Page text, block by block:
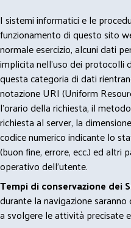
I sistemi informatici e le
funzionamento di questo sito
normale esercizio, alcuni dati
implicita nell'uso dei protocolli
questa categoria di dati
notazione URI (Uniform
l'orario della richiesta, il
richiesta al server, la
codice numerico indicante lo
(buon fine, errore, ecc.) ed altri
operativo dell'utente.
Tempi di conservazione dei
durante la navigazione
a svolgere le attività precisate